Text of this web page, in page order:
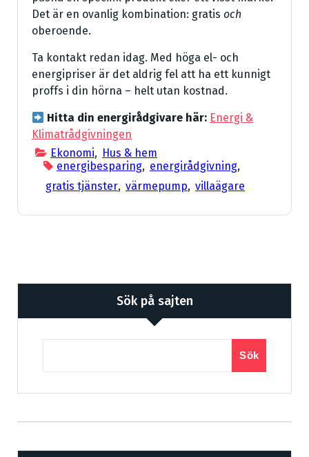
Det är en ovanlig kombination: gratis och
oberoende.
Ta kontakt redan idag. Med höga el- och
energipriser är det aldrig fel att ha ett kunnigt
proffs i din hörna – helt utan kostnad.
Hitta din energirådgivare här: Energi &
Klimatrådgivningen
Ekonomi, Hus & hem
energibesparing, energirådgivning,
gratis tjänster, värmepump, villaägare
Sök på sajten
Sök